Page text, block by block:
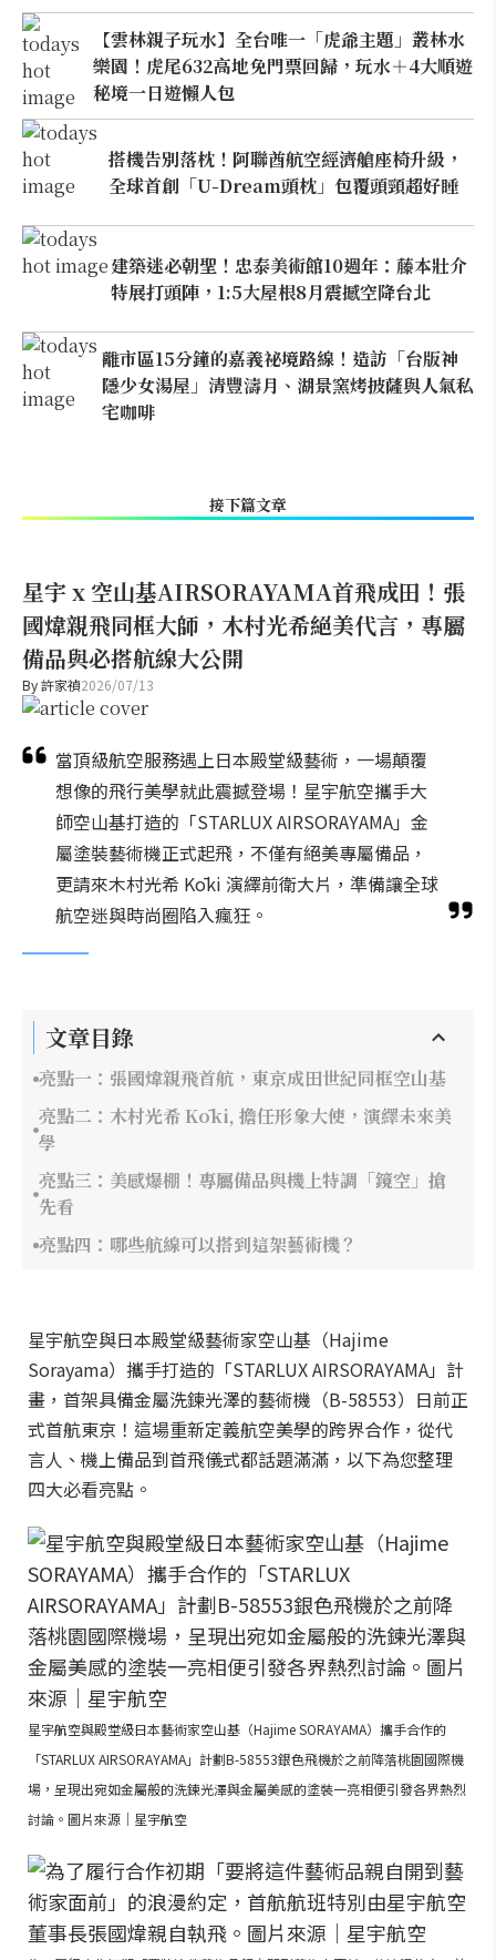
【雲林親子玩水】全台唯一「虎爺主題」叢林水
樂園！虎尾632高地免門票回歸，玩水＋4大順遊
秘境一日遊懶人包
搭機告別落枕！阿聯酋航空經濟艙座椅升級，
全球首創「U-Dream頭枕」包覆頭頸超好睡
建築迷必朝聖！忠泰美術館10週年：藤本壯介
特展打頭陣，1:5大屋根8月震撼空降台北
離市區15分鐘的嘉義祕境路線！造訪「台版神
隱少女湯屋」清豐濤月、湖景窯烤披薩與人氣私
宅咖啡
接下篇文章
星宇 x 空山基AIRSORAYAMA首飛成田！張
國煒親飛同框大師，木村光希絕美代言，專屬
備品與必搭航線大公開
By許家禎2026/07/13
當頂級航空服務遇上日本殿堂級藝術，一場顛覆
想像的飛行美學就此震撼登場！星宇航空攜手大
師空山基打造的「STARLUX AIRSORAYAMA」金
屬塗裝藝術機正式起飛，不僅有絕美專屬備品，
更請來木村光希 Kōki 演繹前衛大片，準備讓全球
航空迷與時尚圈陷入瘋狂。
文章目錄
亮點一：張國煒親飛首航，東京成田世紀同框空山基
亮點二：木村光希 Kōki, 擔任形象大使，演繹未來美
學
亮點三：美感爆棚！專屬備品與機上特調「鏡空」搶
先看
亮點四：哪些航線可以搭到這架藝術機？
星宇航空與日本殿堂級藝術家空山基（Hajime
Sorayama）攜手打造的「STARLUX AIRSORAYAMA」計
畫，首架具備金屬洗鍊光澤的藝術機（B-58553）日前正
式首航東京！這場重新定義航空美學的跨界合作，從代
言人、機上備品到首飛儀式都話題滿滿，以下為您整理
四大必看亮點。
星宇航空與殿堂級日本藝術家空山基（Hajime SORAYAMA）攜手合作的
「STARLUX AIRSORAYAMA」計劃B-58553銀色飛機於之前降落桃園國際機
場，呈現出宛如金屬般的洗鍊光澤與金屬美感的塗裝一亮相便引發各界熱烈
討論。圖片來源｜星宇航空